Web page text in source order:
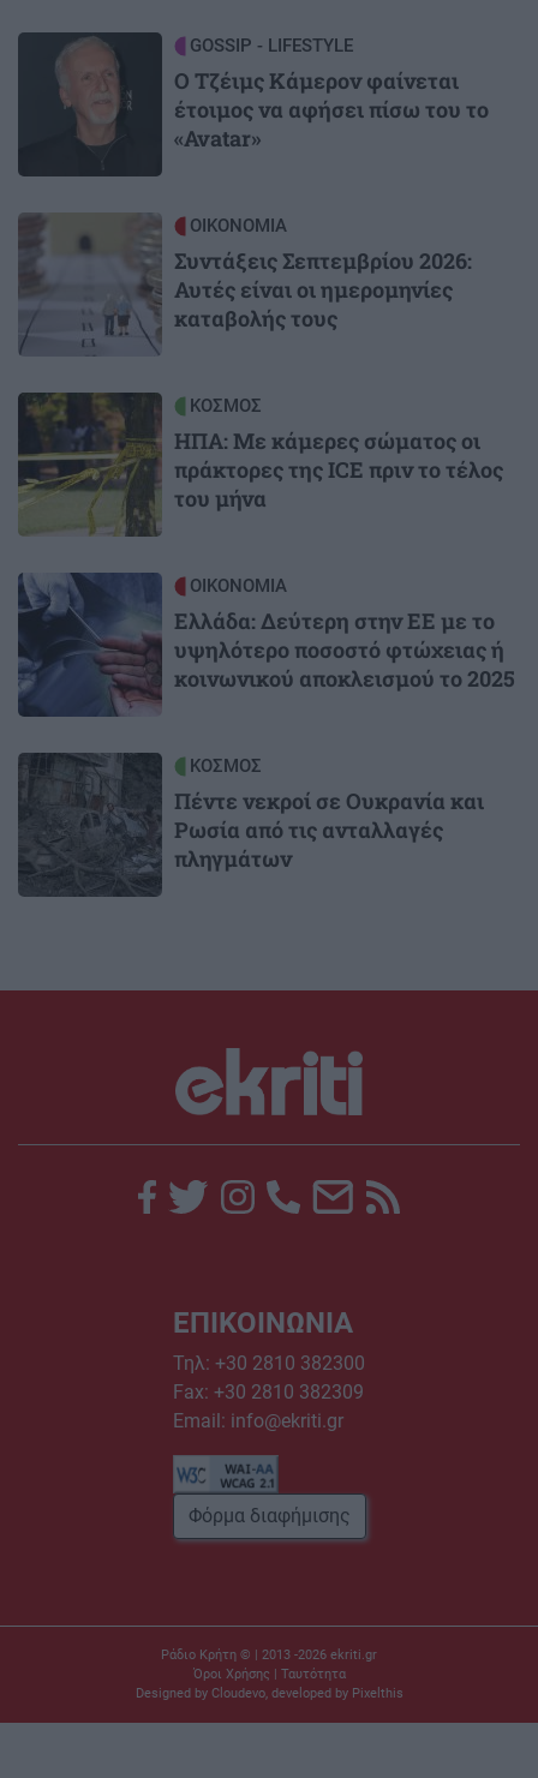
Image GOSSIP - LIFESTYLE
Ο Τζέιμς Κάμερον φαίνεται
έτοιμος να αφήσει πίσω του το
«Avatar»
Image ΟΙΚΟΝΟΜΙΑ
Συντάξεις Σεπτεμβρίου 2026:
Αυτές είναι οι ημερομηνίες
καταβολής τους
Image ΚΟΣΜΟΣ
ΗΠΑ: Με κάμερες σώματος οι
πράκτορες της ICE πριν το τέλος
του μήνα
Image ΟΙΚΟΝΟΜΙΑ
Ελλάδα: Δεύτερη στην ΕΕ με το
υψηλότερο ποσοστό φτώχειας ή
κοινωνικού αποκλεισμού το 2025
Image ΚΟΣΜΟΣ
Πέντε νεκροί σε Ουκρανία και
Ρωσία από τις ανταλλαγές
πληγμάτων
ΕΠΙΚΟΙΝΩΝΙΑ
Τηλ: +30 2810 382300
Fax: +30 2810 382309
Email: info@ekriti.gr
Φόρμα διαφήμισης
Ράδιο Κρήτη © | 2013 -2026 ekriti.gr
Όροι Χρήσης
Ταυτότητα
Designed by Cloudevo, developed by Pixelthis